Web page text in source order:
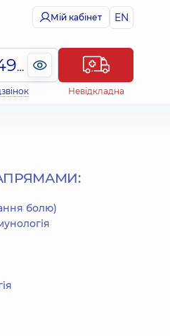
Мій кабінет EN
(044) 495-2-888
Невідкладна
болю)